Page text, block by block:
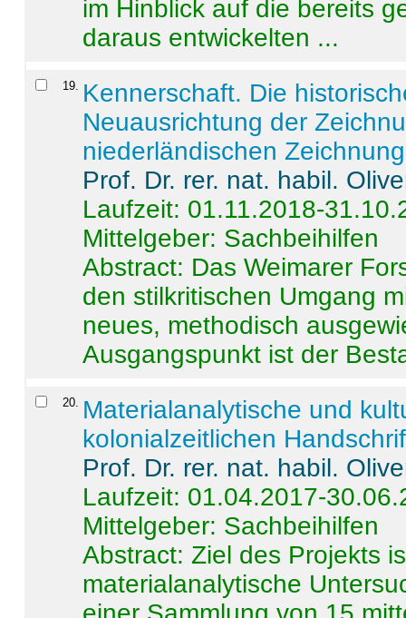
im Hinblick auf die bereits
daraus entwickelten ...
19
Kennerschaft. Die
Neuausrichtung der
niederländischen
Prof. Dr. rer. nat. habil.
Laufzeit: 01.11.2018-
Mittelgeber: Sachbeihilfen
Abstract: Das Weimarer
den stilkritischen Umgang
neues, methodisch
Ausgangspunkt ist der
20
Materialanalytische und
kolonialzeitlichen
Prof. Dr. rer. nat. habil.
Laufzeit: 01.04.2017-
Mittelgeber: Sachbeihilfen
Abstract:Ziel des Projekts
materialanalytische